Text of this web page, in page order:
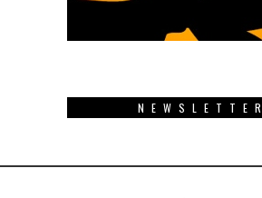
NEWSLETTER